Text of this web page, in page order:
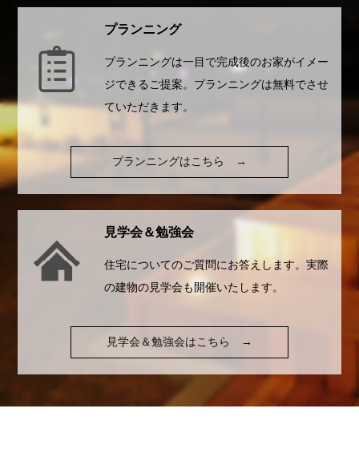
プランニング
プランニングは一目で完成後のお家がイメー
ジできるご提案。プランニングは無料でさせ
ていただきます。
プランニングはこちら →
見学会＆勉強会
住宅についてのご質問にお答えします。実際
の建物の見学会も開催いたします。
見学会＆勉強会はこちら →